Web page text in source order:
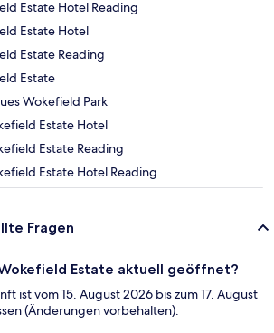
Estate Hotel Reading
Estate Hotel
Estate Reading
Estate
Wokefield Park
Estate Hotel
Estate Reading
Estate Hotel Reading
Fragen
Estate aktuell geöffnet?
ist vom 15. August 2026 bis zum 17. August
(Änderungen vorbehalten).